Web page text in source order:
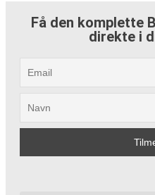
Få den komplette
direkte i